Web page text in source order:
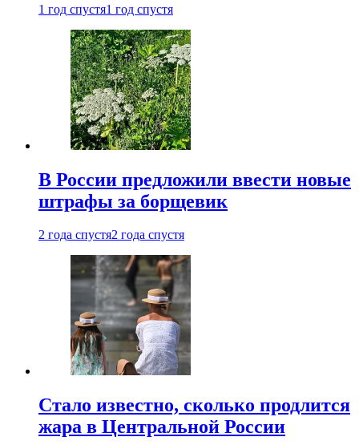
1 год спустя1 год спустя
В России предложили ввести новые
штрафы за борщевик
2 года спустя2 года спустя
Стало известно, сколько продлится
жара в Центральной России